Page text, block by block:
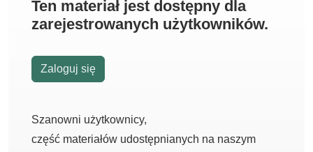
Ten materiał jest dostępny dla
zarejestrowanych użytkowników.
Zaloguj się
Szanowni użytkownicy,
część materiałów udostępnianych na naszym